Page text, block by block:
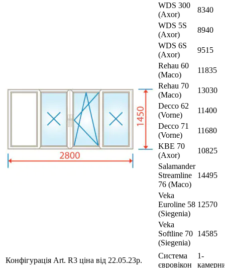
WDS 300
(Axor)
8340
WDS 5S
(Axor)
8940
WDS 6S
(Axor)
9515
Rehau 60
(Maco)
11835
Rehau 70
(Maco)
13030
Decco 62
(Vorne)
11400
Decco 71
(Vorne)
11680
KBE 70
(Axor)
10825
Salamander
Streamline
76 (Maco)
14495
Veka
Euroline 58
(Siegenia)
12570
Veka
Softline 70
(Siegenia)
14585
Конфігурація Art. R3 ціна від 22.05.23р.
Система
євровікон
1-